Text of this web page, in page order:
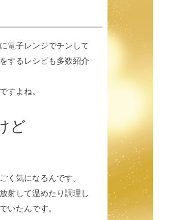
電子レンジでチンして
するレシピも多数紹介
すよね。
ど
く気になるんです。
射して温めたり調理し
いたんです。